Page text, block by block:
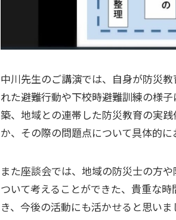
中川先生のご講演では、自身が防災
れた避難行動や下校時避難訓練の様
築、地域との連帯した防災教育の実
か、その際の問題点について具体的
また座談会では、地域の防災士の方
ついて考えることができた、貴重な
き、今後の活動にも活かせると思い